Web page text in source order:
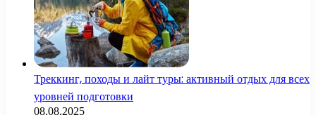
Треккинг, походы и лайт туры: активный отдых для всех
уровней подготовки
08.08.2025